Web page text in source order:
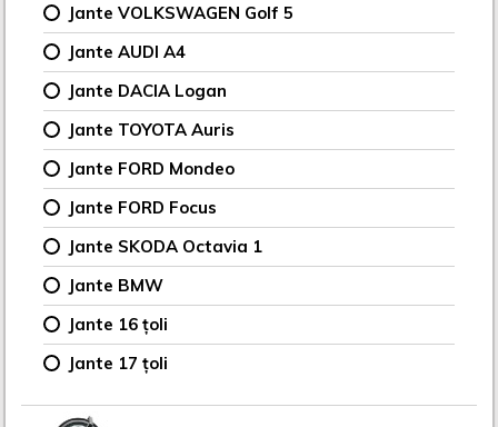
Jante VOLKSWAGEN Golf 5
Jante AUDI A4
Jante DACIA Logan
Jante TOYOTA Auris
Jante FORD Mondeo
Jante FORD Focus
Jante SKODA Octavia 1
Jante BMW
Jante 16 țoli
Jante 17 țoli